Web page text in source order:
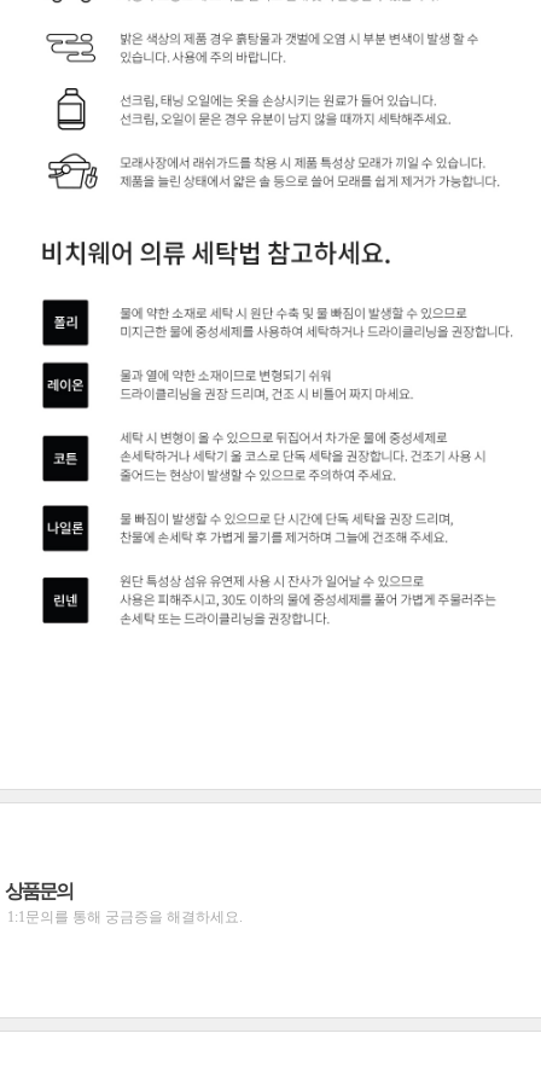
상품문의
1:1문의를 통해 궁금증을 해결하세요.